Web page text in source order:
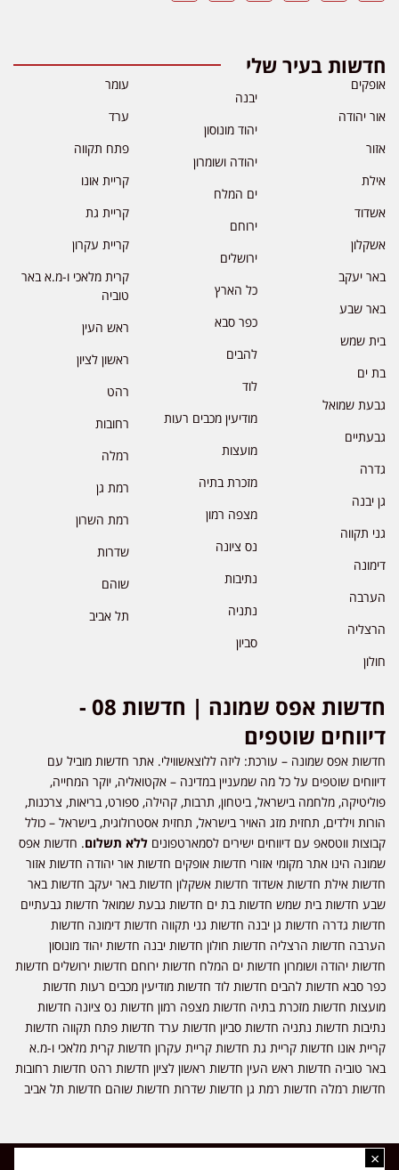
חדשות בעיר שלי
אופקים
אור יהודה
אזור
אילת
אשדוד
אשקלון
באר יעקב
באר שבע
בית שמש
בת ים
גבעת שמואל
גבעתיים
גדרה
גן יבנה
גני תקווה
דימונה
הערבה
הרצליה
חולון
יבנה
יהוד מונוסון
יהודה ושומרון
ים המלח
ירוחם
ירושלים
כל הארץ
כפר סבא
להבים
לוד
מודיעין מכבים רעות
מועצות
מזכרת בתיה
מצפה רמון
נס ציונה
נתיבות
נתניה
סביון
עומר
ערד
פתח תקווה
קריית אונו
קריית גת
קריית עקרון
קרית מלאכי ו-מ.א באר
טוביה
ראש העין
ראשון לציון
רהט
רחובות
רמלה
רמת גן
רמת השרון
שדרות
שוהם
תל אביב
חדשות אפס שמונה | חדשות 08 -
דיווחים שוטפים
חדשות אפס שמונה – עורכת: ליזה ללוצאשווילי. אתר חדשות מוביל עם
דיווחים שוטפים על כל מה שמעניין במדינה – אקטואליה, יוקר המחייה,
פוליטיקה, מלחמה בישראל, ביטחון, תרבות, קהילה, ספורט, בריאות, צרכנות,
הורות וילדים, תחזית מזג האויר בישראל, תחזית אסטרולוגית, בישראל – כולל
קבוצות ווטסאפ עם דיווחים ישירים לסמארטפונים ללא תשלום. חדשות אפס
שמונה הינו אתר מקומי אזורי חדשות אופקים חדשות אור יהודה חדשות אזור
חדשות אילת חדשות אשדוד חדשות אשקלון חדשות באר יעקב חדשות באר
שבע חדשות בית שמש חדשות בת ים חדשות גבעת שמואל חדשות גבעתיים
חדשות גדרה חדשות גן יבנה חדשות גני תקווה חדשות דימונה חדשות
הערבה חדשות הרצליה חדשות חולון חדשות יבנה חדשות יהוד מונוסון
חדשות יהודה ושומרון חדשות ים המלח חדשות ירוחם חדשות ירושלים חדשות
כפר סבא חדשות להבים חדשות לוד חדשות מודיעין מכבים רעות חדשות
מועצות חדשות מזכרת בתיה חדשות מצפה רמון חדשות נס ציונה חדשות
נתיבות חדשות נתניה חדשות סביון חדשות ערד חדשות פתח תקווה חדשות
קריית אונו חדשות קריית גת חדשות קריית עקרון חדשות קרית מלאכי ו-מ.א
באר טוביה חדשות ראש העין חדשות ראשון לציון חדשות רהט חדשות רחובות
חדשות רמלה חדשות רמת גן חדשות שדרות חדשות שוהם חדשות תל אביב
×